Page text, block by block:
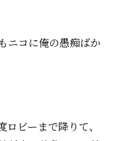
ニコに俺の愚痴ばか
ビーまで降りて、